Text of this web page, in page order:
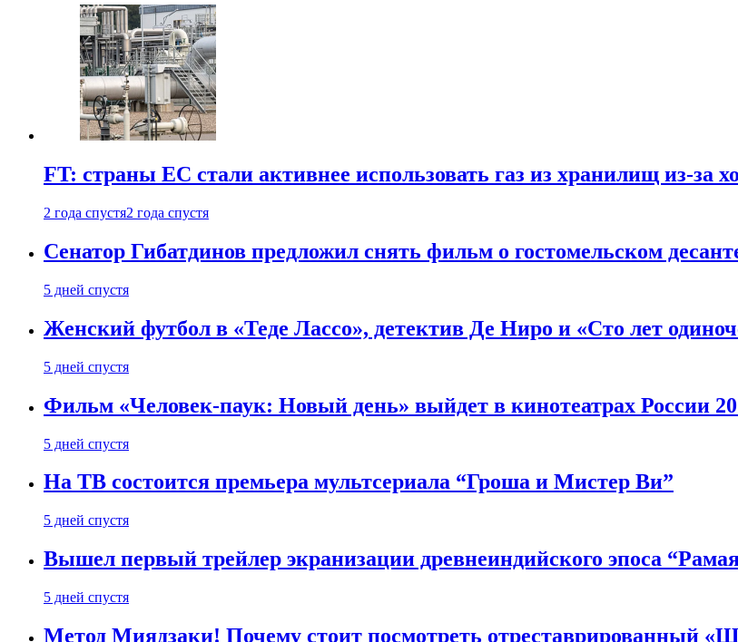
FT: страны ЕС стали активнее использовать газ из хранилищ из-за
2 года спустя2 года спустя
Сенатор Гибатдинов предложил снять фильм о гостомельском
5 дней спустя
Женский футбол в «Теде Лассо», детектив Де Ниро и «Сто лет
5 дней спустя
Фильм «Человек-паук: Новый день» выйдет в кинотеатрах России 20
5 дней спустя
На ТВ состоится премьера мультсериала “Гроша и Мистер Ви”
5 дней спустя
Вышел первый трейлер экранизации древнеиндийского эпоса
5 дней спустя
Метод Миядзаки! Почему стоит посмотреть отреставрированный